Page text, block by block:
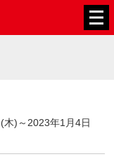
)～2023年1月4日